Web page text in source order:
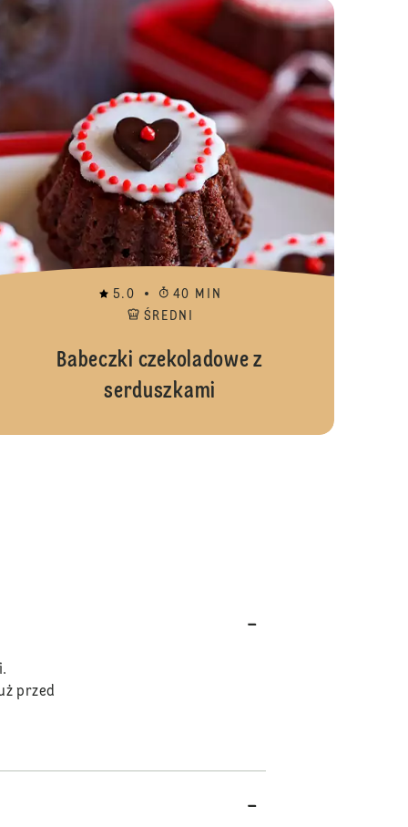
Renifery Babeczki
5.0
40 MIN
ŚREDNI
Babeczki czekoladowe z
serduszkami
przed